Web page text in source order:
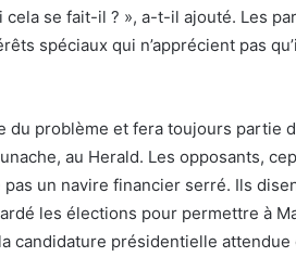
cela se fait-il ? », a-t-il ajouté. Les
spéciaux qui n’apprécient pas
du problème et fera toujours
au Herald. Les opposants,
un navire financier serré. Ils
les élections pour permettre à
candidature présidentielle